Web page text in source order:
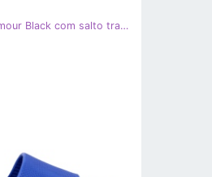
BM Chinelos Seymour Black com salto transparente preto